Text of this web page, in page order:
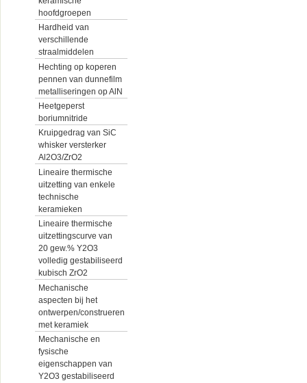
hoofdgroepen
Hardheid van
verschillende
straalmiddelen
Hechting op koperen
pennen van dunnefilm
metalliseringen op AlN
Heetgeperst
boriumnitride
Kruipgedrag van SiC
whisker versterker
Al2O3/ZrO2
Lineaire thermische
uitzetting van enkele
technische
keramieken
Lineaire thermische
uitzettingscurve van
20 gew.% Y2O3
volledig gestabiliseerd
kubisch ZrO2
Mechanische
aspecten bij het
ontwerpen/construeren
met keramiek
Mechanische en
fysische
eigenschappen van
Y2O3 gestabiliseerd